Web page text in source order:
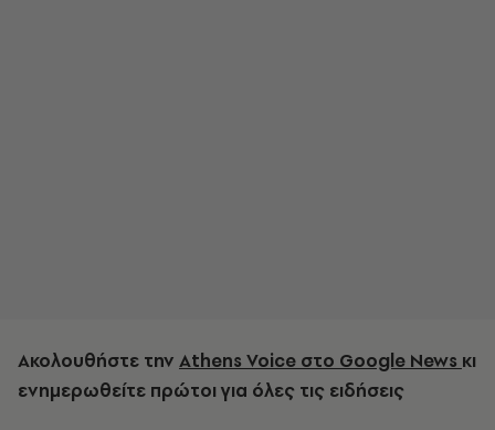
Ακολουθήστε την Athens Voice στο Google News κι
ενημερωθείτε πρώτοι για όλες τις ειδήσεις